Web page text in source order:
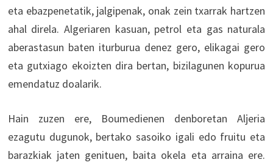
eta ebazpenetatik, jalgipenak, onak zein txarrak hartzen
ahal direla. Algeriaren kasuan, petrol eta gas naturala
aberastasun baten iturburua denez gero, elikagai gero
eta gutxiago ekoizten dira bertan, bizilagunen kopurua
emendatuz doalarik.
Hain zuzen ere, Boumedienen denboretan Aljeria
ezagutu dugunok, bertako sasoiko igali edo fruitu eta
barazkiak jaten genituen, baita okela eta arraina ere.